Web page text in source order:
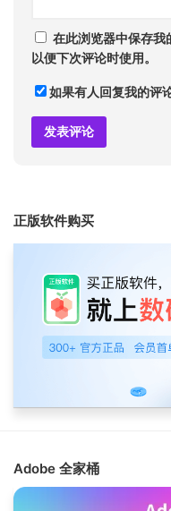
在此浏览器中保存我
以便下次评论时使用。
如果有人回复我的评
正版软件购买
Adobe 全家桶